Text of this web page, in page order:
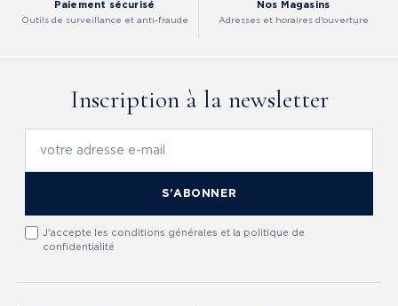
Paiement sécurisé
Outils de surveillance et anti-fraude
Nos Magasins
Adresses et horaires d'ouverture
Inscription à la newsletter
S’ABONNER
J'accepte les conditions générales et la politique de
confidentialité